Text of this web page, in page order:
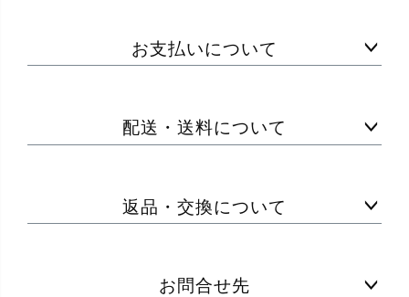
お支払いについて
配送・送料について
返品・交換について
お問合せ先